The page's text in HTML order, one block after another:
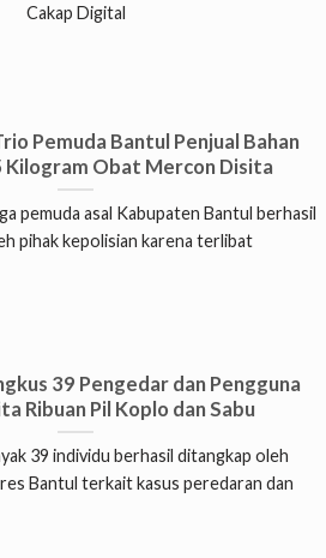
Cakap Digital
Pemuda Bantul Penjual Bahan
Kilogram Obat Mercon Disita
pemuda asal Kabupaten Bantul berhasil
pihak kepolisian karena terlibat
39 Pengedar dan Pengguna
Ribuan Pil Koplo dan Sabu
39 individu berhasil ditangkap oleh
Bantul terkait kasus peredaran dan